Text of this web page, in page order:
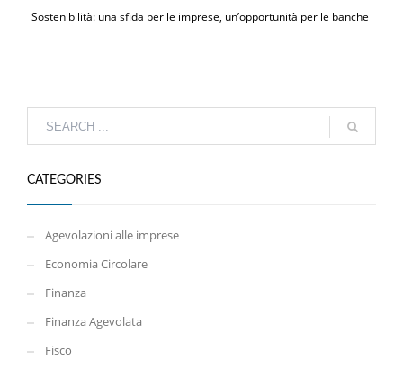
Sostenibilità: una sfida per le imprese, un’opportunità per le banche
CATEGORIES
Agevolazioni alle imprese
Economia Circolare
Finanza
Finanza Agevolata
Fisco